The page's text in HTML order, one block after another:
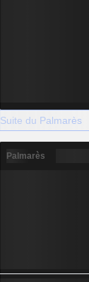
Suite du Palmarès
Palmarès